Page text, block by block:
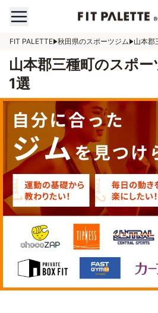
FIT PALETTE 秋田県のスポーツジム 山本郡
山本郡三種町のスポ
1選